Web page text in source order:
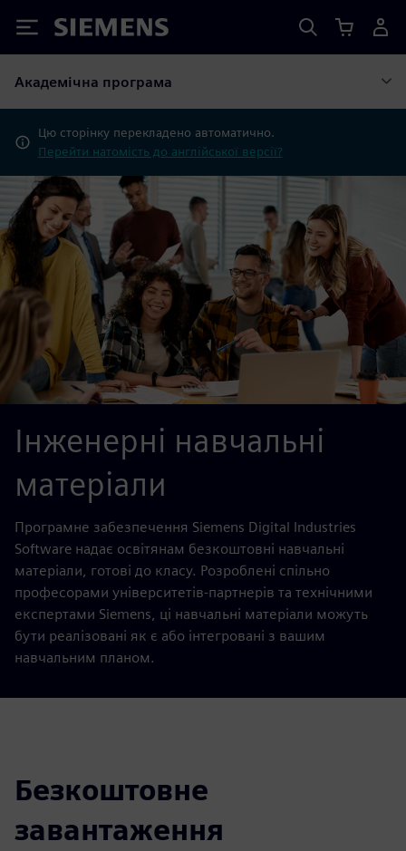
Siemens
Академічна програма
Цю сторінку перекладено автоматично.
Перейти натомість до англійської версії?
Інженерні навчальні
матеріали
Програмне забезпечення Siemens Digital Industries
Software надає освітянам безкоштовні навчальні
матеріали, готові до класу. Розроблені спільно
професорами університетів-партнерів та технічними
експертами Siemens, ці навчальні матеріали можуть
бути реалізовані як є або інтегровані з вашим
навчальним планом.
Безкоштовне
завантаження